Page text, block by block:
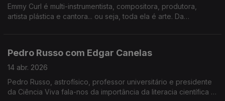
Emmy Curl é multi-instrumentista, compositora, produtora,
artista plástica e cantora... ou seja, toda ela é arte. Da
Pedro Russo com Edgar Canelas
14 abr. 2026
Pedro Russo, astrofísico, professor universitário e presidente
da Ciência Viva fala-nos da importância da literacia científica e